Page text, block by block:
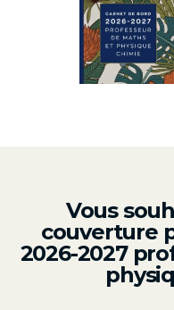
Vous
couverture
2026-2027